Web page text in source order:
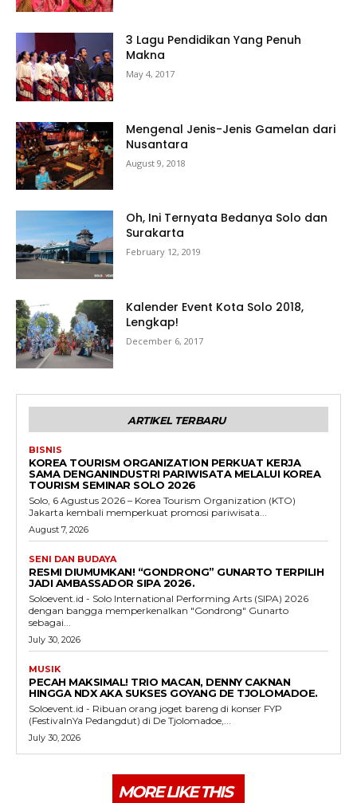
3 Lagu Pendidikan Yang Penuh
Makna
May 4, 2017
Mengenal Jenis-Jenis Gamelan dari
Nusantara
August 9, 2018
Oh, Ini Ternyata Bedanya Solo dan
Surakarta
February 12, 2019
Kalender Event Kota Solo 2018,
Lengkap!
December 6, 2017
ARTIKEL TERBARU
BISNIS
KOREA TOURISM ORGANIZATION PERKUAT KERJA
SAMA DENGANINDUSTRI PARIWISATA MELALUI KOREA
TOURISM SEMINAR SOLO 2026
Solo, 6 Agustus 2026 – Korea Tourism Organization (KTO)
Jakarta kembali memperkuat promosi pariwisata...
August 7, 2026
SENI DAN BUDAYA
RESMI DIUMUMKAN! “GONDRONG” GUNARTO TERPILIH
JADI AMBASSADOR SIPA 2026.
Soloevent.id - Solo International Performing Arts (SIPA) 2026
dengan bangga memperkenalkan "Gondrong" Gunarto
sebagai...
July 30, 2026
MUSIK
PECAH MAKSIMAL! TRIO MACAN, DENNY CAKNAN
HINGGA NDX AKA SUKSES GOYANG DE TJOLOMADOE.
Soloevent.id - Ribuan orang joget bareng di konser FYP
(FestivalnYa Pedangdut) di De Tjolomadoe,...
July 30, 2026
MORE LIKE THIS